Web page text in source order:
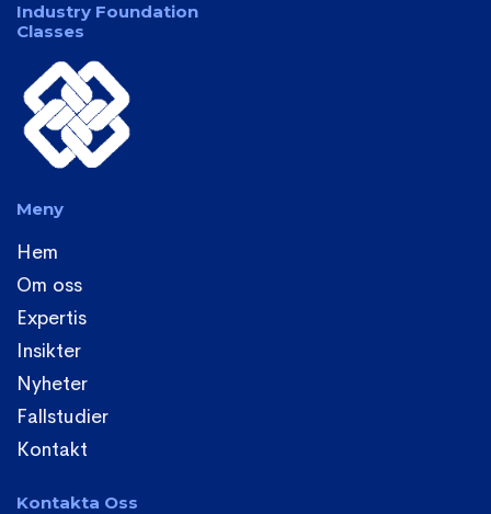
Industry Foundation
Classes
Meny
Hem
Om oss
Expertis
Insikter
Nyheter
Fallstudier
Kontakt
Kontakta Oss